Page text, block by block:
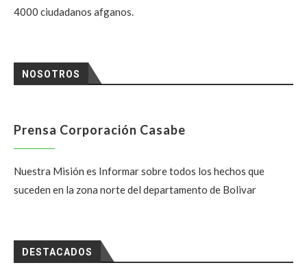
4000 ciudadanos afganos.
NOSOTROS
Prensa Corporación Casabe
Nuestra Misión es Informar sobre todos los hechos que
suceden en la zona norte del departamento de Bolivar
DESTACADOS